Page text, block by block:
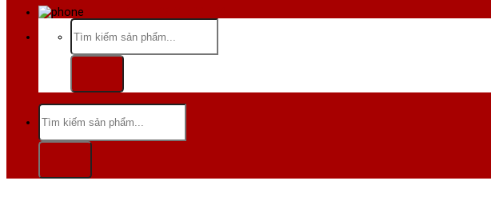
Tìm
kiếm:
Tìm
kiếm: